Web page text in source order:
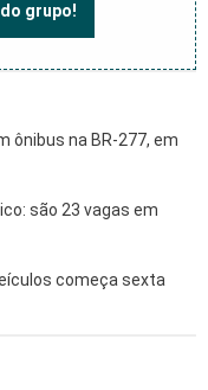
grupo!
ônibus na BR-277, em
são 23 vagas em
começa sexta